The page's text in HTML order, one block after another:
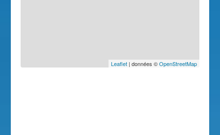
Leaflet| données ©OpenStreetMap